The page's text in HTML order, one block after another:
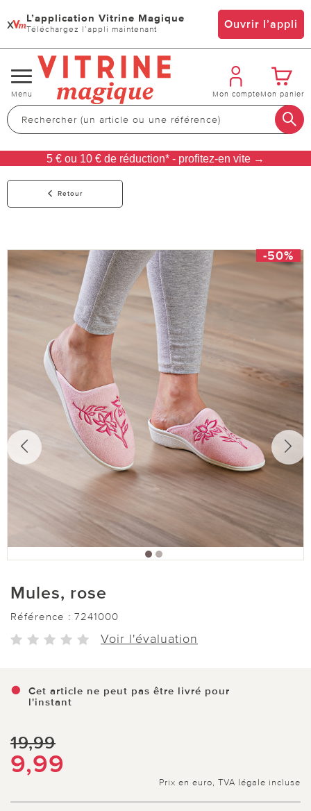
x L’application Vitrine Magique
Téléchargez l’appli maintenant Ouvrir l’appli
Changer
de
navigation
Menu Mon compteMon panier
5 € ou 10 € de réduction* - profitez-en vite →
Retour
-50%
Mules, rose
Référence : 7241000
Voir l'évaluation
Cet article ne peut pas être livré pour
l'instant
19,99
9,99
Prix en euro, TVA légale incluse